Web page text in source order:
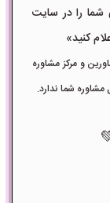
شما را در سایت
و مرکز مشاوره
شما ندارد.